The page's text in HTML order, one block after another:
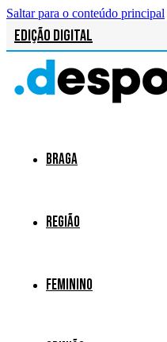
Saltar para o conteúdo principal
Edição Digital
Braga
Região
Feminino